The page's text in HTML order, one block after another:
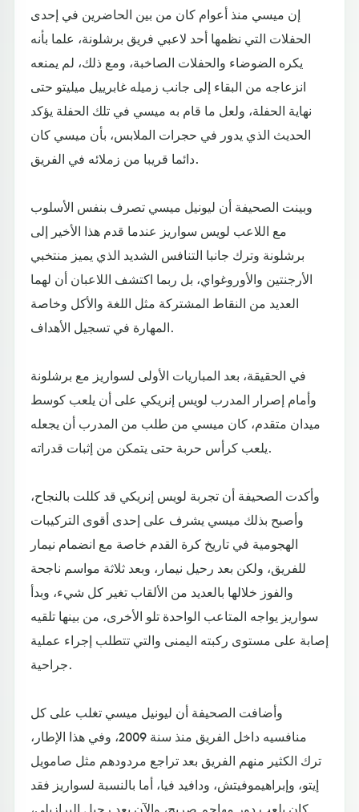
إن ميسي منذ أعوام كان من بين الحاضرين في إحدى
الحفلات التي نظمها أحد لاعبي فريق برشلونة، علما بأنه
يكره الضوضاء والحفلات الصاخبة، ومع ذلك، لم يمنعه
انزعاجه من البقاء إلى جانب زميله غابرييل ميليتو حتى
نهاية الحفلة، ولعل ما قام به ميسي في تلك الحفلة يؤكد
الحديث الذي يدور في حجرات الملابس، بأن ميسي كان
دائما قريبا من زملائه في الفريق.
وبينت الصحيفة أن ليونيل ميسي تصرف بنفس الأسلوب
مع اللاعب لويس سواريز عندما قدم هذا الأخير إلى
برشلونة وترك جانبا التنافس الشديد الذي يميز منتخبي
الأرجنتين والأوروغواي، بل ربما اكتشف اللاعبان أن لهما
العديد من النقاط المشتركة مثل اللغة والأكل وخاصة
المهارة في تسجيل الأهداف.
في الحقيقة، بعد المباريات الأولى لسواريز مع برشلونة
وأمام إصرار المدرب لويس إنريكي على أن يلعب كوسط
ميدان متقدم، كان ميسي من طلب من المدرب أن يجعله
يلعب كرأس حربة حتى يتمكن من إثبات قدراته.
وأكدت الصحيفة أن تجربة لويس إنريكي قد كللت بالنجاح،
وأصبح بذلك ميسي يشرف على إحدى أقوى التركيبات
الهجومية في تاريخ كرة القدم خاصة مع انضمام نيمار
للفريق، ولكن بعد رحيل نيمار، وبعد ثلاثة مواسم ناجحة
والفوز خلالها بالعديد من الألقاب تغير كل شيء، وبدأ
سواريز يواجه المتاعب الواحدة تلو الأخرى، من بينها تلقيه
إصابة على مستوى ركبته اليمنى والتي تتطلب إجراء عملية
جراحية.
وأضافت الصحيفة أن ليونيل ميسي تغلب على كل
منافسيه داخل الفريق منذ سنة 2009، وفي هذا الإطار،
ترك الكثير منهم الفريق بعد تراجع مردودهم مثل صامويل
إيتو، وإبراهيموفيتش، ودافيد فيا، أما بالنسبة لسواريز فقد
كان يلعب دور مهاجم صريح، والآن بعد رحيل البرازيلي،